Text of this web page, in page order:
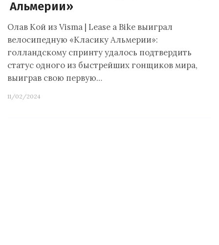
Альмерии»
Олав Кой из Visma | Lease a Bike выиграл
велосипедную «Класику Альмерии»:
голландскому спринту удалось подтвердить
статус одного из быстрейших гонщиков мира,
выиграв свою первую…
11/02/2024